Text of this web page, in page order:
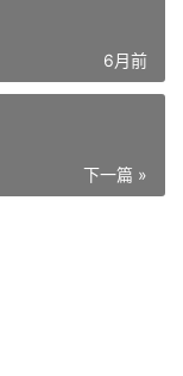
6月前
下一篇 »